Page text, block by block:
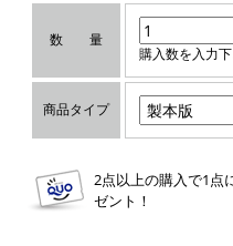
数 量
購入数を入力
商品タイプ
2点以上の購入で1点
ゼント！